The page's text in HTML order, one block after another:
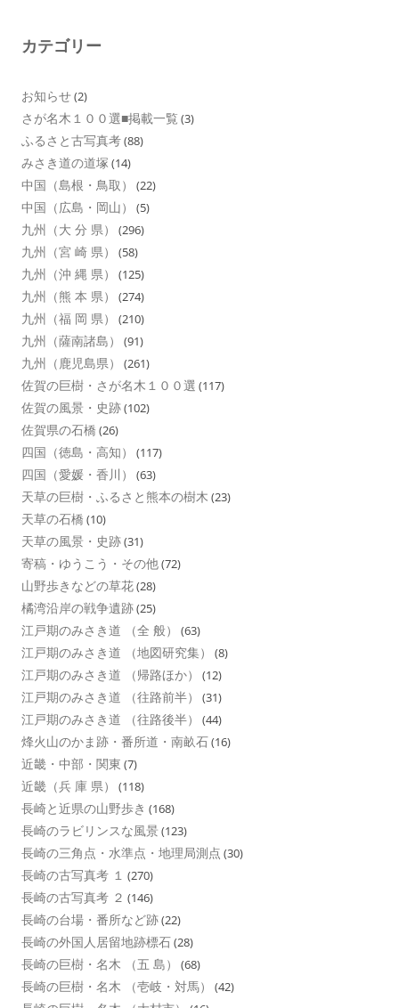
カテゴリー
お知らせ(2)
さが名木１００選■掲載一覧 (3)
ふるさと古写真考(88)
みさき道の道塚 (14)
中国（島根・鳥取） (22)
中国（広島・岡山） (5)
九州（大 分 県） (296)
九州（宮 崎 県） (58)
九州（沖 縄 県） (125)
九州（熊 本 県） (274)
九州（福 岡 県） (210)
九州（薩南諸島） (91)
九州（鹿児島県） (261)
佐賀の巨樹・さが名木１００選 (117)
佐賀の風景・史跡(102)
佐賀県の石橋 (26)
四国（徳島・高知） (117)
四国（愛媛・香川） (63)
天草の巨樹・ふるさと熊本の樹木 (23)
天草の石橋 (10)
天草の風景・史跡(31)
寄稿・ゆうこう・その他(72)
山野歩きなどの草花(28)
橘湾沿岸の戦争遺跡(25)
江戸期のみさき道 （全 般） (63)
江戸期のみさき道 （地図研究集） (8)
江戸期のみさき道 （帰路ほか） (12)
江戸期のみさき道 （往路前半） (31)
江戸期のみさき道 （往路後半） (44)
烽火山のかま跡・番所道・南畝石(16)
近畿・中部・関東 (7)
近畿（兵 庫 県） (118)
長崎と近県の山野歩き (168)
長崎のラビリンスな風景 (123)
長崎の三角点・水準点・地理局測点 (30)
長崎の古写真考 １ (270)
長崎の古写真考 ２ (146)
長崎の台場・番所など跡(22)
長崎の外国人居留地跡標石(28)
長崎の巨樹・名木 （五 島） (68)
長崎の巨樹・名木 （壱岐・対馬） (42)